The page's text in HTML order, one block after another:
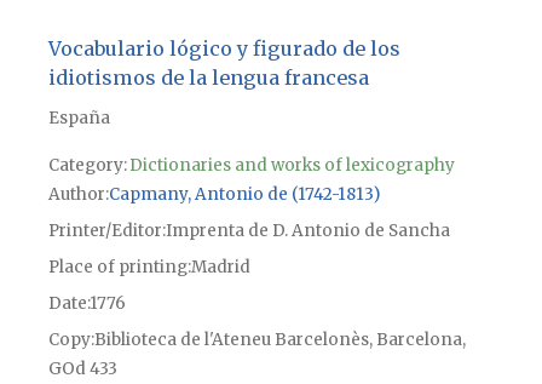
Vocabulario lógico y figurado de los
idiotismos de la lengua francesa
España
Category:Dictionaries and works of lexicography
Author Capmany, Antonio de (1742-1813)
Printer/Editor Imprenta de D. Antonio de Sancha
Place of printingMadrid
Date1776
CopyBiblioteca de l'Ateneu Barcelonès, Barcelona,
GOd 433